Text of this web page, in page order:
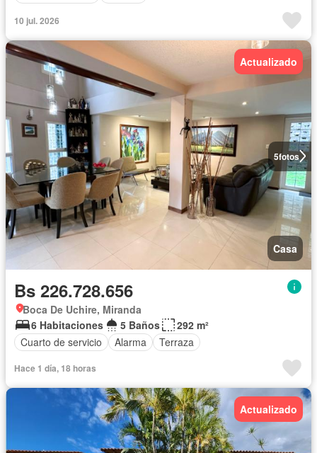
10 jul. 2026
5fotos
Actualizado
Casa
Bs 226.728.656
Boca De Uchire, Miranda
6 Habitaciones
5 Baños
292 m²
Cuarto de servicio
Alarma Terraza
Hace 1 día, 18 horas
Actualizado